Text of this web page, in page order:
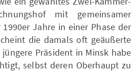
mit gemeinsamer
Jahre in einer Phase der
die damals oft geäußerte
Präsident in Minsk habe
selbst deren Oberhaupt zu